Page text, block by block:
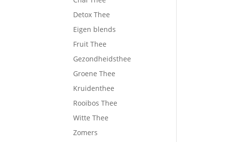
Detox Thee
Eigen blends
Fruit Thee
Gezondheidsthee
Groene Thee
Kruidenthee
Rooibos Thee
Witte Thee
Zomers